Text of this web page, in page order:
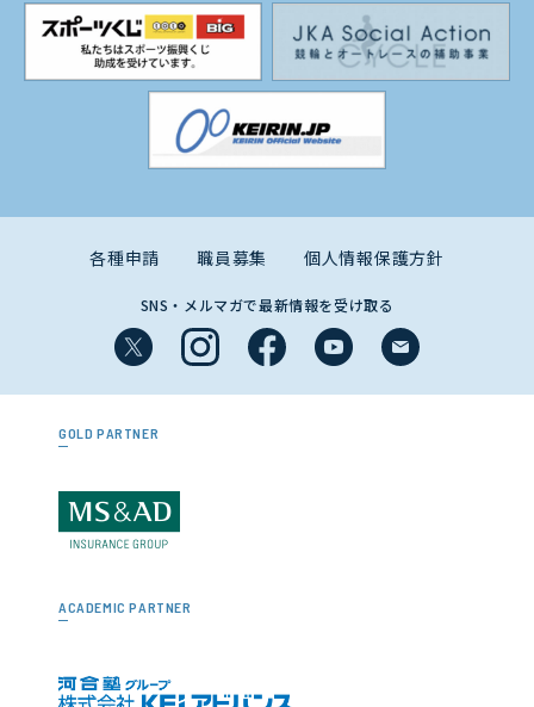
各種申請 職員募集 個人情報保護方針
SNS・メルマガで最新情報を受け取る
GOLD PARTNER
ACADEMIC PARTNER